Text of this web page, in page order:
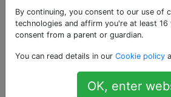
suono la
12
Quando suono la
elettrica), il mio gatto
non è solo chitarra, si
By continuing, you consent to our use of
technologies and affirm you're at least 16
consent from a parent or guardian.
You can read details in our Cookie policy
OK, enter